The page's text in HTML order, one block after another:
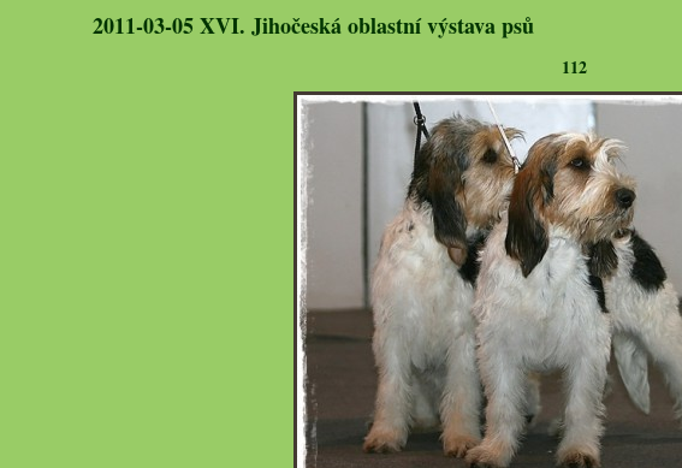
2011-03-05 XVI. Jihočeská oblastní výstava psů
112